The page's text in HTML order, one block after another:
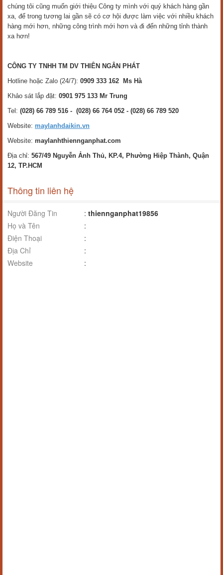
chúng tôi cũng muốn giới thiệu Công ty mình với quý khách hàng gần
xa, để trong tương lai gần sẽ có cơ hội được làm việc với nhiều khách
hàng mới hơn, những công trình mới hơn và đi đến những tỉnh thành
xa hơn!
CÔNG TY TNHH TM DV THIÊN NGÂN PHÁT
Hotline hoặc Zalo (24/7): 0909 333 162 Ms Hà
Khảo sát lắp đặt: 0901 975 133 Mr Trung
Tel: (028) 66 789 516 - (028) 66 764 052 - (028) 66 789 520
Website: maylanhdaikin.vn
Website: maylanhthiennganphat.com
Địa chỉ: 567/49 Nguyễn Ảnh Thủ, KP.4, Phường Hiệp Thành, Quận
12, TP.HCM
Thông tin liên hệ
Người Đăng Tin : thiennganphat19856
Họ và Tên
:
Điện Thoại
:
Địa Chỉ
:
Website
: